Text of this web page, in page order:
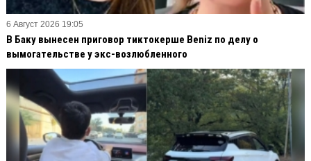
6 Август 2026 19:05
В Баку вынесен приговор тиктокерше Beniz по делу о
вымогательстве у экс-возлюбленного